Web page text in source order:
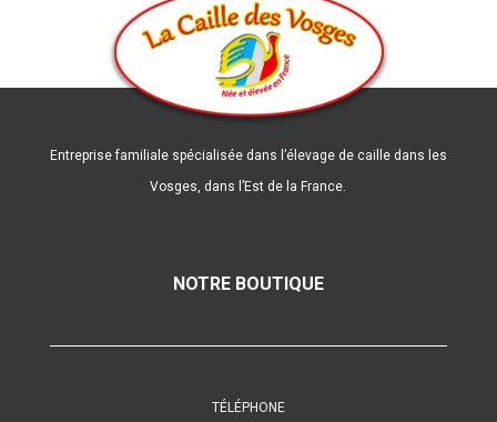
Entreprise familiale spécialisée dans l’élevage de caille dans les
Vosges, dans l’Est de la France.
NOTRE BOUTIQUE
TÉLÉPHONE